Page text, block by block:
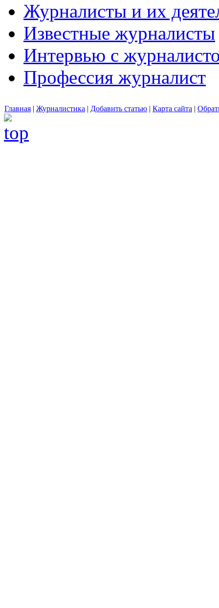
Журналисты и их
Известные журналисты
Интервью с
Профессия журналист
Главная | Журналистика | Добавить статью | Карта сайта |